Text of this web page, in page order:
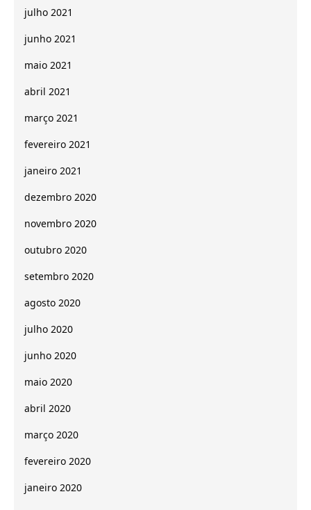
julho 2021
junho 2021
maio 2021
abril 2021
março 2021
fevereiro 2021
janeiro 2021
dezembro 2020
novembro 2020
outubro 2020
setembro 2020
agosto 2020
julho 2020
junho 2020
maio 2020
abril 2020
março 2020
fevereiro 2020
janeiro 2020